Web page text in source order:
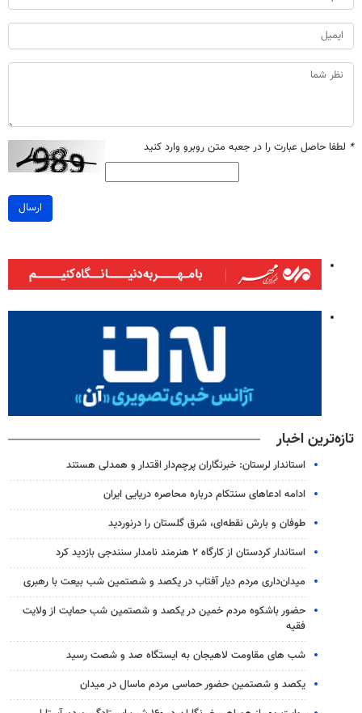
* لطفا حاصل عبارت را در جعبه متن روبرو وارد کنید
ارسال
تازه‌ترین اخبار
استاندار لرستان: خبرنگاران پرچم‌دار اقتدار و همدلی هستند
ادامه ادعاهای سنتکام درباره محاصره دریایی ایران
طوفان و بارش نقطه‌ای، شرق گلستان را درنوردید
استاندار کردستان از کارگاه ۲ هنرمند نامدار سنندجی بازدید کرد
میدان‌داری مردم دیار آفتاب در یکصد و شصتمین شب بیعت با رهبری
حضور باشکوه مردم خمین در یکصد و شصتمین شب حمایت از ولایت
فقیه
شب های مقاومت لاهیجان به ایستگاه صد و شصت رسید
یکصد و شصتمین حضور حماسی مردم ماسال در میدان